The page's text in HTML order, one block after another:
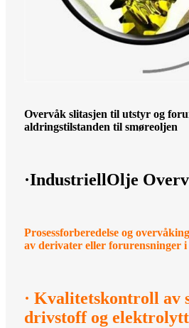
Overvåk slitasjen til utstyr og
aldringstilstanden til smøreoljen
·Industriell Olje
Prosessforberedelse og
av derivater eller forurensninger
· Kvalitetskontroll av
drivstoff og